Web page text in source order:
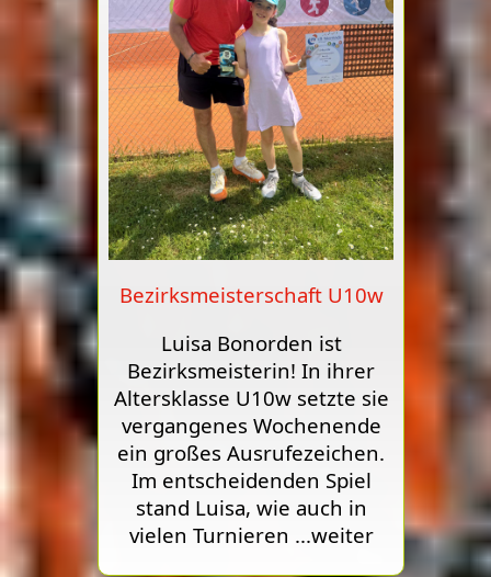
Bezirksmeisterschaft U10w
Luisa Bonorden ist
Bezirksmeisterin! In ihrer
Altersklasse U10w setzte sie
vergangenes Wochenende
ein großes Ausrufezeichen.
Im entscheidenden Spiel
stand Luisa, wie auch in
vielen Turnieren ...weiter